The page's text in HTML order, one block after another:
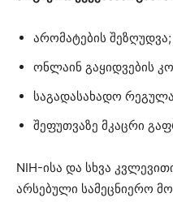
არომატების შეზღუდვა;
ონლაინ გაყიდვების
საგადასახადო
შეფუთვაზე მკაცრი
NIH-ისა და სხვა
არსებული სამეცნიერო